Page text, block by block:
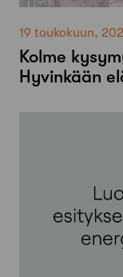
19 toukokuun,
Kolme
Hyvinkään